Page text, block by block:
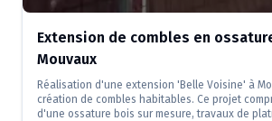
Extension de combles en
Mouvaux
Réalisation d'une extension 'Belle Voisine' à
création de combles habitables. Ce projet
d'une ossature bois sur mesure, travaux de